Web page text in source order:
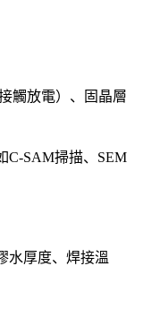
觸放電）、固晶層
C-SAM掃描、SEM
水厚度、焊接溫